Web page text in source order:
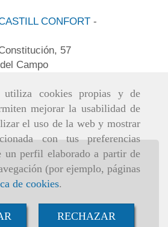
cookies propias y de
mejorar la usabilidad de
el uso de la web y mostrar
con tus preferencias
un perfil elaborado a partir de
(por ejemplo, páginas
de cookies.
RECHAZAR
CONFORT -
57
Campo